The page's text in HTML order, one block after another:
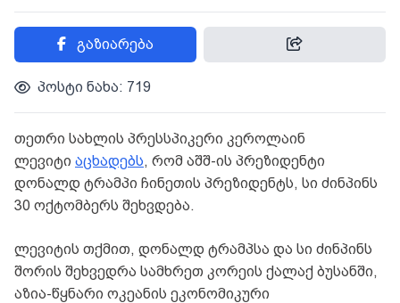
გაზიარება
პოსტი ნახა: 719
თეთრი სახლის პრესსპიკერი კეროლაინ
ლევიტი აცხადებს, რომ აშშ-ის პრეზიდენტი
დონალდ ტრამპი ჩინეთის პრეზიდენტს, სი ძინპინს
30 ოქტომბერს შეხვდება.
ლევიტის თქმით, დონალდ ტრამპსა და სი ძინპინს
შორის შეხვედრა სამხრეთ კორეის ქალაქ ბუსანში,
აზია-წყნარი ოკეანის ეკონომიკური